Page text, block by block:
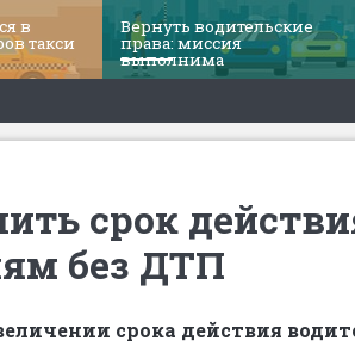
в
такси
Вернуть водительские
права: миссия
выполнима
срок
без ДТП
срока действия